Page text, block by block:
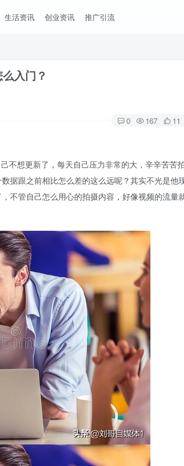
生活资讯 创业资讯 推广引流
入门？
0 167 11
不想更新了，每天自己压力非常的大，辛辛苦苦
据跟之前相比怎么差的这么远呢？其实不光是他
不管自己怎么用心的拍摄内容，好像视频的流量